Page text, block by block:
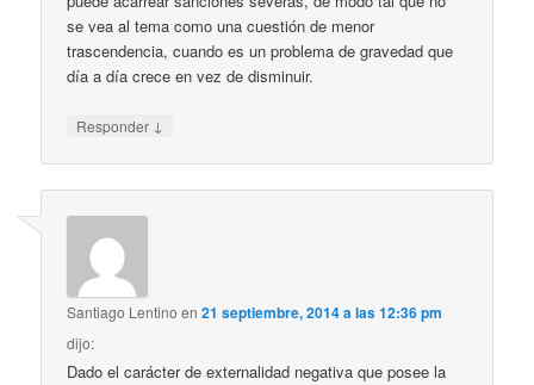
se vea al tema como una cuestión de menor
trascendencia, cuando es un problema de gravedad que
día a día crece en vez de disminuir.
Responder ↓
Santiago Lentino en21 septiembre, 2014 a las 12:36 pm
dijo:
Dado el carácter de externalidad negativa que posee la